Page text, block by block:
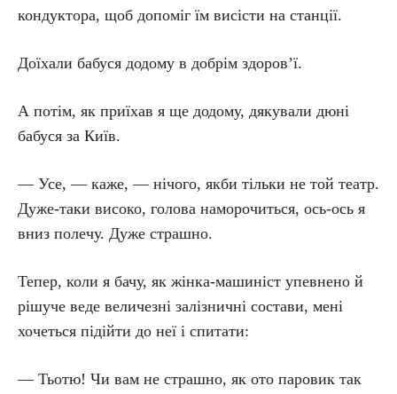
кондуктора, щоб допоміг їм висісти на станції.
Доїхали бабуся додому в добрім здоров’ї.
А потім, як приїхав я ще додому, дякували дюні
бабуся за Київ.
— Усе, — каже, — нічого, якби тільки не той театр.
Дуже-таки високо, голова наморочиться, ось-ось я
вниз полечу. Дуже страшно.
Тепер, коли я бачу, як жінка-машиніст упевнено й
рішуче веде величезні залізничні состави, мені
хочеться підійти до неї і спитати:
— Тьотю! Чи вам не страшно, як ото паровик так